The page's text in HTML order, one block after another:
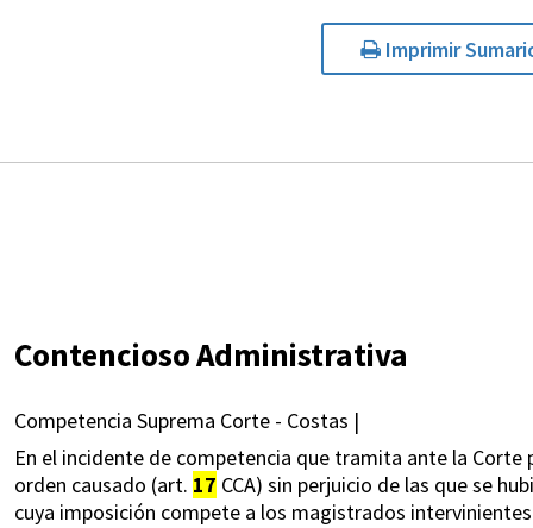
Imprimir
Contencioso Administrativa
Competencia Suprema Corte - Costas |
En el incidente de competencia que tramita ante la Corte
orden causado (art. 17 CCA) sin perjuicio de las que se
cuya imposición compete a los magistrados